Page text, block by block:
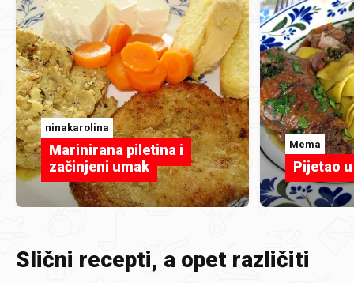
ninakarolina
Marinirana piletina i
začinjeni umak
Mema
Pijetao
Slični recepti, a opet različiti